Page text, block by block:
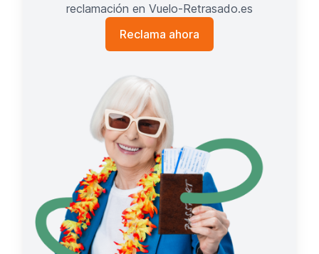
reclamación en Vuelo-Retrasado.es
Reclama ahora